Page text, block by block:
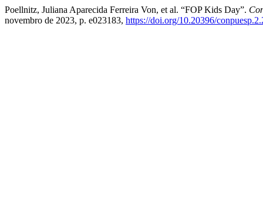
Poellnitz, Juliana Aparecida Ferreira Von, et al. “FOP Kids Day”.
novembro de 2023, p. e023183, https://doi.org/10.20396/